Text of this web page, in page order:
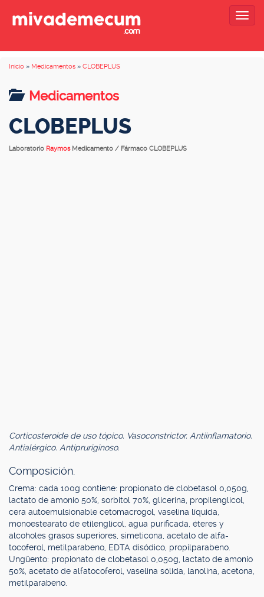
Inicio » Medicamentos » CLOBEPLUS
Medicamentos
CLOBEPLUS
Laboratorio Raymos Medicamento / Fármaco CLOBEPLUS
Corticosteroide de uso tópico. Vasoconstrictor. Antiinflamatorio.
Antialérgico. Antipruriginoso.
Composición.
Crema: cada 100g contiene: propionato de clobetasol 0,050g,
lactato de amonio 50%, sorbitol 70%, glicerina, propilenglicol,
cera autoemulsionable cetomacrogol, vaselina líquida,
monoestearato de etilenglicol, agua purificada, éteres y
alcoholes grasos superiores, simeticona, acetalo de alfa-
tocoferol, metilparabeno, EDTA disódico, propilparabeno.
Ungüento: propionato de clobetasol 0,050g, lactato de amonio
50%, acetato de alfatocoferol, vaselina sólida, lanolina, acetona,
metilparabeno.